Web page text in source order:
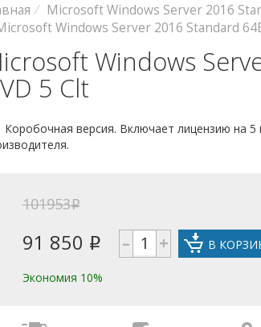
Microsoft Windows Server 2016
Windows Server 2016 Standard
Windows
5 Clt
Коробочная версия. Включает лицензию на 5
101953i
91 850 i
Экономия 10%
– + В